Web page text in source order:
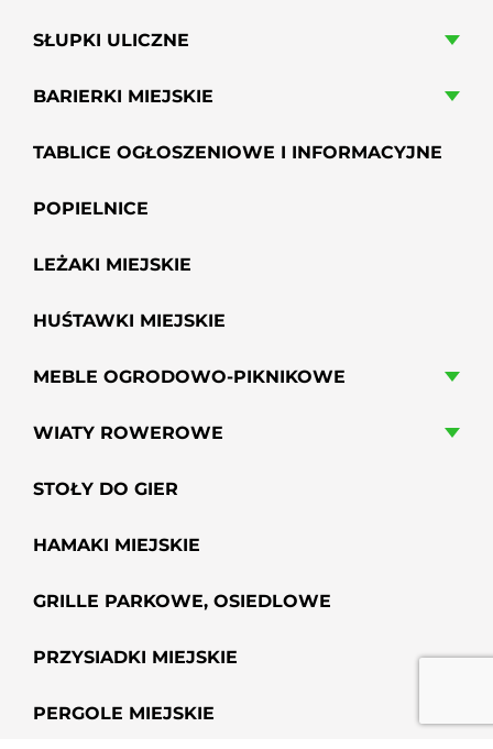
SŁUPKI ULICZNE
BARIERKI MIEJSKIE
TABLICE OGŁOSZENIOWE I INFORMACYJNE
POPIELNICE
LEŻAKI MIEJSKIE
HUŚTAWKI MIEJSKIE
MEBLE OGRODOWO-PIKNIKOWE
WIATY ROWEROWE
STOŁY DO GIER
HAMAKI MIEJSKIE
GRILLE PARKOWE, OSIEDLOWE
PRZYSIADKI MIEJSKIE
PERGOLE MIEJSKIE